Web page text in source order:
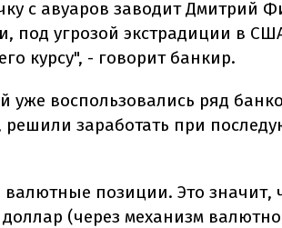
с авуаров заводит Дмитрий
под угрозой экстрадиции в
курсу", - говорит банкир.
воспользовались ряд
решили заработать при
позиции. Это значит,
(через механизм